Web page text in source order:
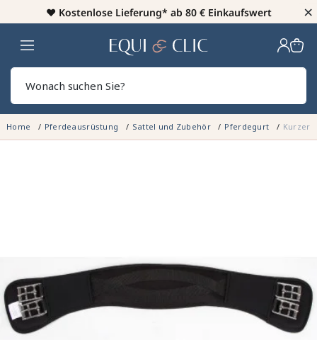
♥️ Kostenlose Lieferung* ab 80 € Einkaufswert ×
Heim
Home Pferdeausrüstung Sattel und Zubehör Pferdegurt Kurzer